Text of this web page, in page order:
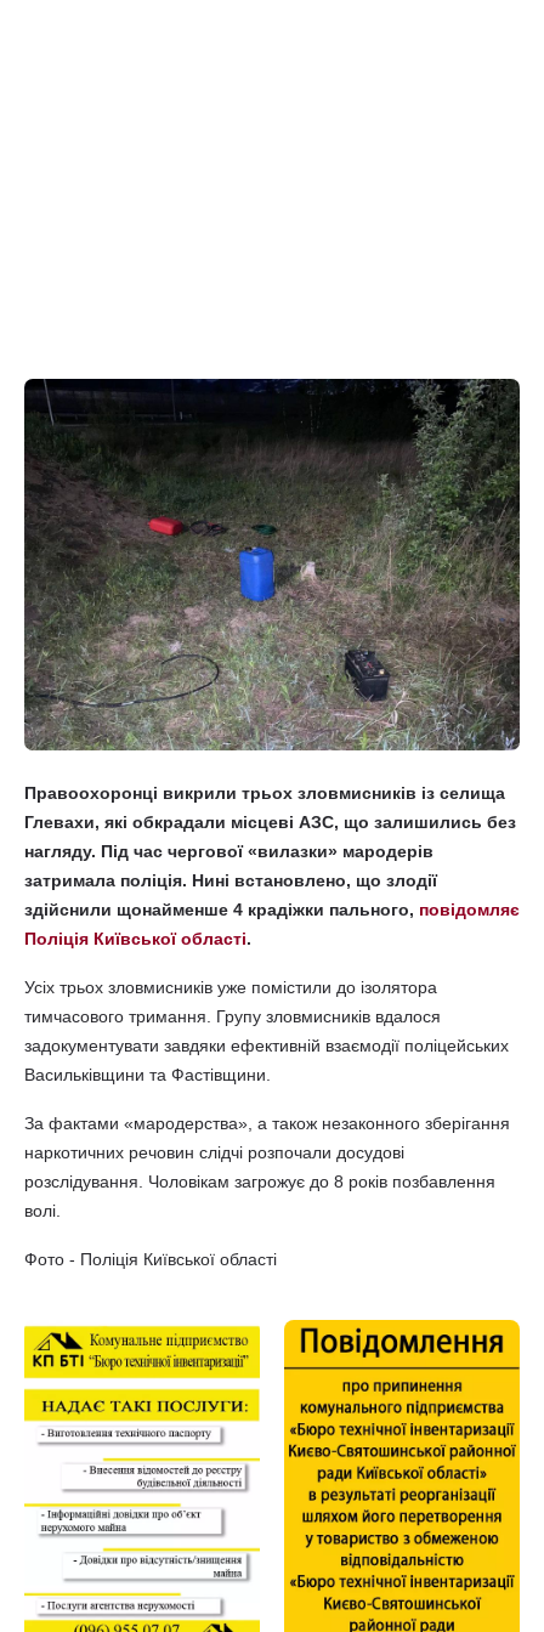
Правоохоронці викрили трьох зловмисників із селища
Глевахи, які обкрадали місцеві АЗС, що залишились без
нагляду. Під час чергової «вилазки» мародерів
затримала поліція. Нині встановлено, що злодії
здійснили щонайменше 4 крадіжки пального, повідомляє
Поліція Київської області.
Усіх трьох зловмисників уже помістили до ізолятора
тимчасового тримання. Групу зловмисників вдалося
задокументувати завдяки ефективній взаємодії поліцейських
Васильківщини та Фастівщини.
За фактами «мародерства», а також незаконного зберігання
наркотичних речовин слідчі розпочали досудові
розслідування. Чоловікам загрожує до 8 років позбавлення
волі.
Фото - Поліція Київської області